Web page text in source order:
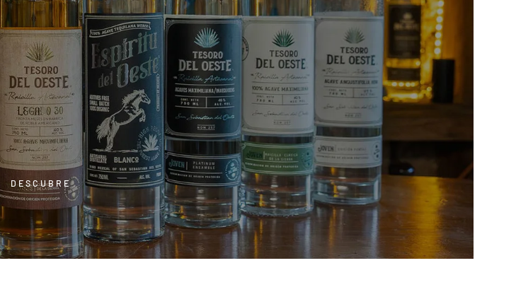
DESCUBRE